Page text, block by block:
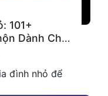
101+
Dành Cho
Quý
đình nhỏ để